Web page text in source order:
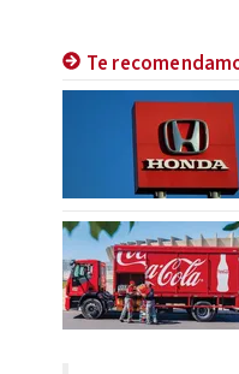
Te